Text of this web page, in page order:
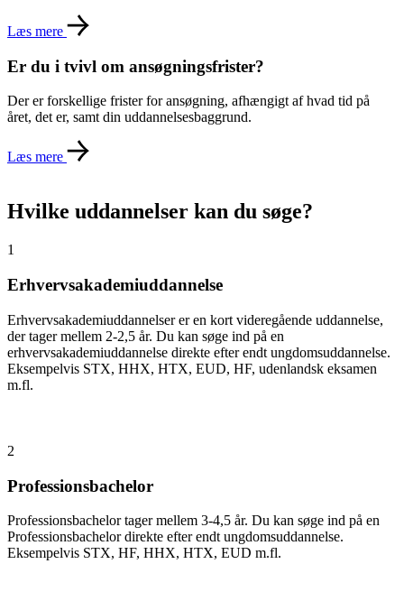
Læs mere
Er du i tvivl om ansøgningsfrister?
Der er forskellige frister for ansøgning, afhængigt af hvad tid på
året, det er, samt din uddannelsesbaggrund.
Læs mere
Hvilke uddannelser kan du søge?
1
Erhvervsakademiuddannelse
Erhvervsakademiuddannelser er en kort videregående uddannelse,
der tager mellem 2-2,5 år. Du kan søge ind på en
erhvervsakademiuddannelse direkte efter endt ungdomsuddannelse.
Eksempelvis STX, HHX, HTX, EUD, HF, udenlandsk eksamen
m.fl.
2
Professionsbachelor
Professionsbachelor tager mellem 3-4,5 år. Du kan søge ind på en
Professionsbachelor direkte efter endt ungdomsuddannelse.
Eksempelvis STX, HF, HHX, HTX, EUD m.fl.